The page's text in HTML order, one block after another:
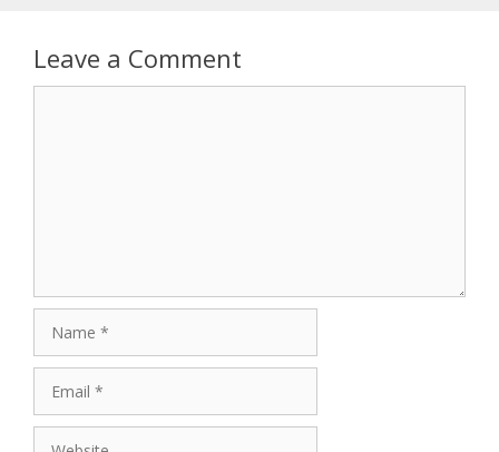
Leave a Comment
Website